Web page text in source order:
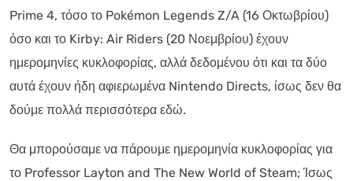
Prime 4, τόσο το Pokémon Legends Z/A (16 Οκτωβρίου)
όσο και το Kirby: Air Riders (20 Νοεμβρίου) έχουν
ημερομηνίες κυκλοφορίας, αλλά δεδομένου ότι και τα δύο
αυτά έχουν ήδη αφιερωμένα Nintendo Directs, ίσως δεν θα
δούμε πολλά περισσότερα εδώ.
Θα μπορούσαμε να πάρουμε ημερομηνία κυκλοφορίας για
το Professor Layton and The New World of Steam; Ίσως